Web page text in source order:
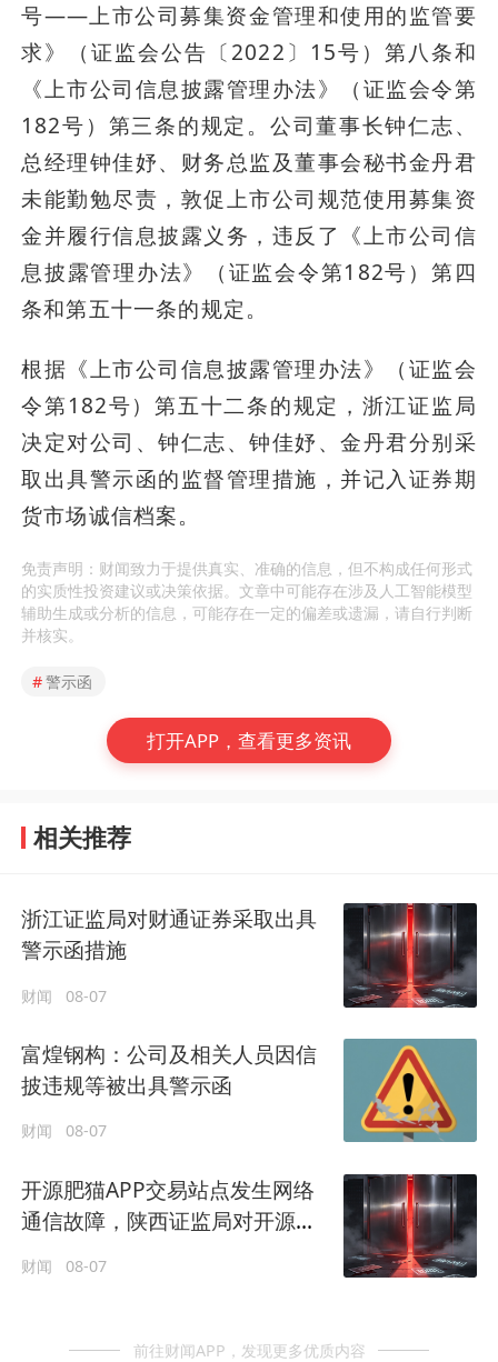
号——上市公司募集资金管理和使用的监管要
求》（证监会公告〔2022〕15号）第八条和
《上市公司信息披露管理办法》（证监会令第
182号）第三条的规定。公司董事长钟仁志、
总经理钟佳妤、财务总监及董事会秘书金丹君
未能勤勉尽责，敦促上市公司规范使用募集资
金并履行信息披露义务，违反了《上市公司信
息披露管理办法》（证监会令第182号）第四
条和第五十一条的规定。
根据《上市公司信息披露管理办法》（证监会
令第182号）第五十二条的规定，浙江证监局
决定对公司、钟仁志、钟佳妤、金丹君分别采
取出具警示函的监督管理措施，并记入证券期
货市场诚信档案。
免责声明：财闻致力于提供真实、准确的信息，但不构成任何形式
的实质性投资建议或决策依据。文章中可能存在涉及人工智能模型
辅助生成或分析的信息，可能存在一定的偏差或遗漏，请自行判断
并核实。
#警示函
打开APP，查看更多资讯
相关推荐
浙江证监局对财通证券采取出具
警示函措施
财闻 08-07
富煌钢构：公司及相关人员因信
披违规等被出具警示函
财闻 08-07
开源肥猫APP交易站点发生网络
通信故障，陕西证监局对开源证
财闻 08-07
前往财闻APP，发现更多优质内容